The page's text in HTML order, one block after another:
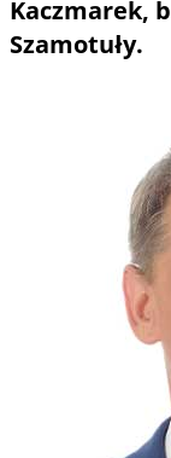
Kaczmarek,
Szamotuły.